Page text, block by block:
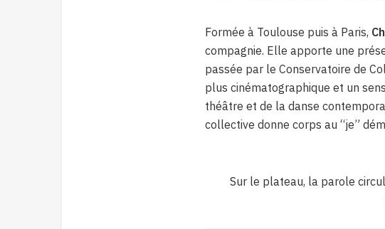
Formée à Toulouse puis à Paris,
compagnie. Elle apporte une
passée par le Conservatoire de
plus cinématographique et un
théâtre et de la danse
collective donne corps au “je”
Sur le plateau, la parole